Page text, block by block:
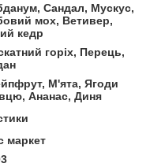
Сандал, Мускус,
мох, Ветивер,
кедр
горіх, Перець,
М'ята, Ягоди
Ананас, Диня
маркет